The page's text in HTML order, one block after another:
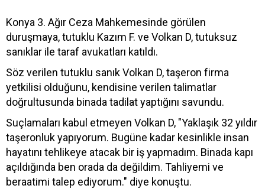
Konya 3. Ağır Ceza Mahkemesinde görülen
duruşmaya, tutuklu Kazım F. ve Volkan D, tutuksuz
sanıklar ile taraf avukatları katıldı.
Söz verilen tutuklu sanık Volkan D, taşeron firma
yetkilisi olduğunu, kendisine verilen talimatlar
doğrultusunda binada tadilat yaptığını savundu.
Suçlamaları kabul etmeyen Volkan D, "Yaklaşık 32 yıldır
taşeronluk yapıyorum. Bugüne kadar kesinlikle insan
hayatını tehlikeye atacak bir iş yapmadım. Binada kapı
açıldığında ben orada da değildim. Tahliyemi ve
beraatimi talep ediyorum." diye konuştu.